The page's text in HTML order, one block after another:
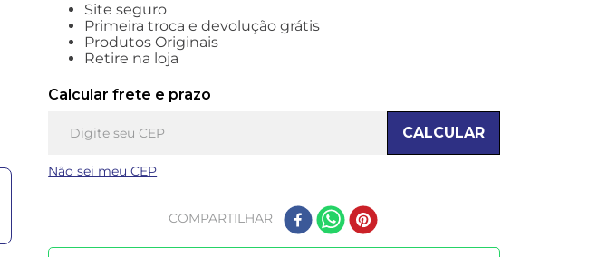
Site seguro
Primeira troca e devolução grátis
Produtos Originais
Retire na loja
Calcular frete e prazo
CALCULAR
Não sei meu CEP
COMPARTILHAR